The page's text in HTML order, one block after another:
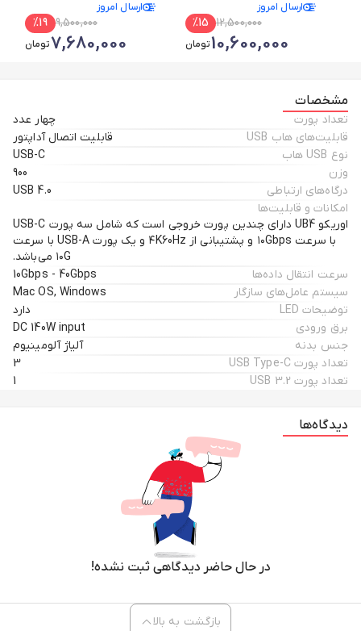
4K@60Hz-10Gbps
ارسال امروز
12,500,000
%15
10,600,000تومان
ارسال امروز
9,500,000
%19
7,680,000تومان
مشخصات
تعداد پورت‌
چهار عدد
قابلیت‌های هاب USB
قابلیت اتصال آداپتور
نوع USB هاب
USB-C
وزن
900
درگاه‌های ارتباطی
USB 4.0
امکانات و قابلیت‌ها
اوریکو UB4 دارای چندین پورت خروجی است که شامل سه پورت USB-C
با سرعت ۱۰Gbps و پشتیبانی از ۴K60Hz و یک پورت USB-A با سرعت
۱۰G می‌باشد.
سرعت انتقال داده‌ها
10Gbps - 40Gbps
سیستم‌ عامل‌های سازگار
Mac OS, Windows
توضیحات LED
دارد
برق ورودی
DC 140W input
جنس بدنه
آلیاژ آلومینیوم
تعداد پورت USB Type-C
3
تعداد پورت USB 3.2
1
دیدگاه‌ها
در حال حاضر دیدگاهی ثبت نشده!
بازگشت به بالا